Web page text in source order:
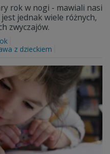
rok w nogi - mawiali nasi
jednak wiele różnych,
zwyczajów.
z dzieckiem